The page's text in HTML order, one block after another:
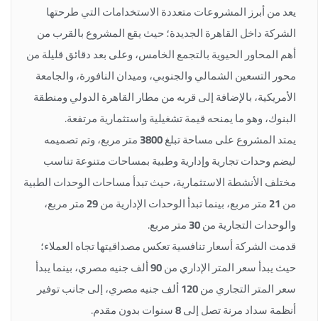
يعد من أبرز المشروعات متعددة الاستخدامات التي طرحتها
الشركة داخل القاهرة الجديدة؛ حيث يقع المشروع بالقرب من
أهم المحاور الحيوية بالتجمع الخامس، وعلى بعد دقائق قليلة من
محور التسعين الشمالي والجنوبي، وميدان النافورة، والجامعة
الأمريكية، بالإضافة إلى قربه من مطار القاهرة الدولي ومنطقة
البنوك، وهو ما يمنحه قيمة تشغيلية واستثمارية مرتفعة.
يمتد المشروع على مساحة تبلغ3800متر مربع، وتم تصميمه
ليضم وحدات تجارية وإدارية وطبية بمساحات متنوعة تناسب
مختلف الأنشطة الاستثمارية، حيث تبدأ مساحات الوحدات الطبية
من21متر مربع، بينما تبدأ الوحدات الإدارية من29متر مربع،
والوحدات التجارية من30متر مربع.
قدمت الشركة أسعار تنافسية تعكس مصداقيتها تجاه العملاء؛
حيث يبدأ سعر المتر الإداري من90ألف جنيه مصري، بينما يبدأ
سعر المتر التجاري من120ألف جنيه مصري، إلى جانب توفير
أنظمة سداد مرنة تصل إلى8سنوات بدون مقدم.